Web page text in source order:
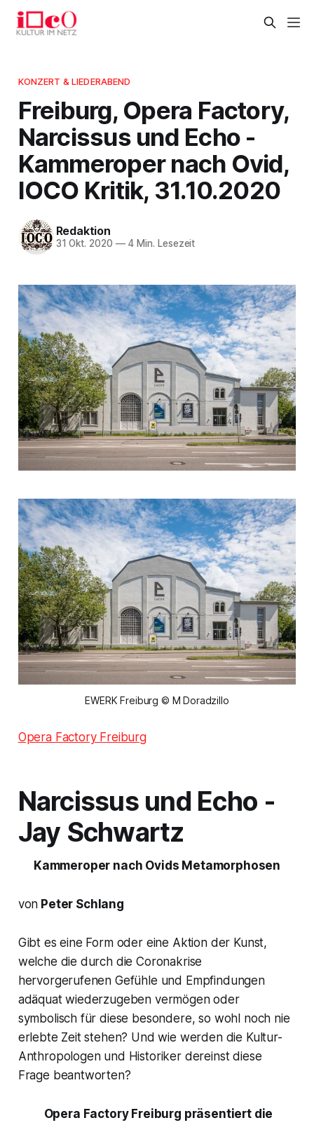
KONZERT & LIEDERABEND
Freiburg, Opera Factory,
Narcissus und Echo -
Kammeroper nach Ovid,
IOCO Kritik, 31.10.2020
Redaktion
31 Okt. 2020 —4 Min. Lesezeit
EWERK Freiburg © M Doradzillo
Opera Factory Freiburg
Narcissus und Echo -
Jay Schwartz
Kammeroper nach Ovids Metamorphosen
von Peter Schlang
Gibt es eine Form oder eine Aktion der Kunst,
welche die durch die Coronakrise
hervorgerufenen Gefühle und Empfindungen
adäquat wiederzugeben vermögen oder
symbolisch für diese besondere, so wohl noch nie
erlebte Zeit stehen? Und wie werden die Kultur-
Anthropologen und Historiker dereinst diese
Frage beantworten?
Opera Factory Freiburg präsentiert die